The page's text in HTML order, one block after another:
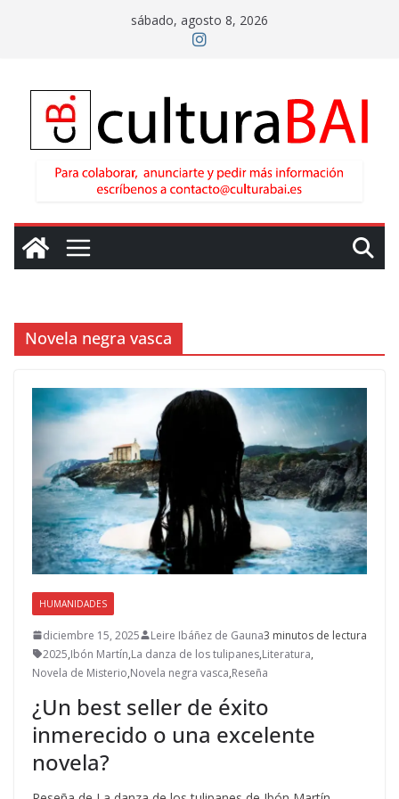
sábado, agosto 8, 2026
Novela negra vasca
HUMANIDADES
diciembre 15, 2025 Leire Ibáñez de Gauna3 minutos de lectura
2025,Ibón Martín,La danza de los tulipanes,Literatura,
Novela de Misterio,Novela negra vasca,Reseña
¿Un best seller de éxito
inmerecido o una excelente
novela?